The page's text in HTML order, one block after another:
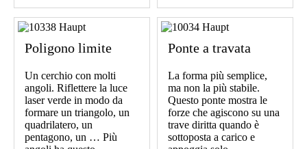
Poligono limite
Un cerchio con molti
angoli. Riflettere la luce
laser verde in modo da
formare un triangolo, un
quadrilatero, un
pentagono, un … Più
Ponte a travata
La forma più semplice,
ma non la più stabile.
Questo ponte mostra le
forze che agiscono su una
trave diritta quando è
sottoposta a carico e